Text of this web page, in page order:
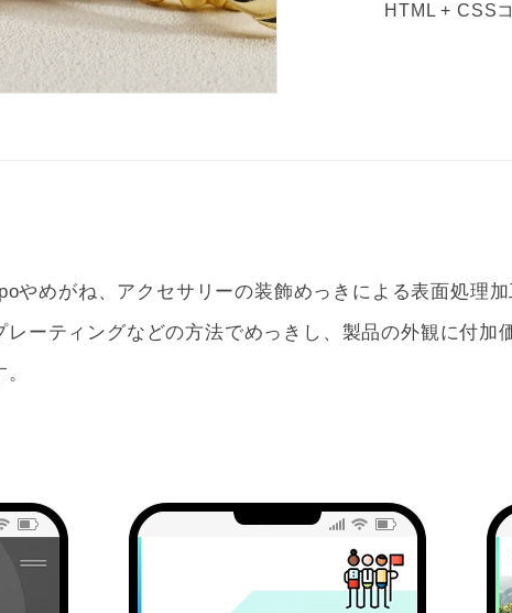
HTML + CSS
やめがね、アクセサリーの装飾めっきによる表面処理
レーティングなどの方法でめっきし、製品の外観に付加